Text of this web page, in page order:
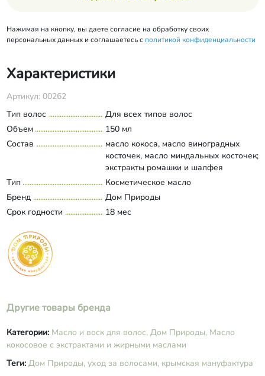
Нажимая на кнопку, вы даете согласие на обработку своих
персональных данных и соглашаетесь с политикой конфиденциальности
Характеристики
Артикул: 00262
Тип волос
Для всех типов волос
Объем
150 мл
Состав
масло кокоса, масло виноградных
косточек, масло миндальных косточек;
экстракты ромашки и шалфея
лекарственного; эфирное масло
шалфея, экстракт кокоса
Развернуть состав
Тип
Косметическое масло
Бренд
Дом Природы
Срок годности
18 мес
Другие товары бренда
Категории: Масло и воск для волос, Дом Природы, Масло
кокосовое с экстрактами и жирными маслами
Теги: Дом Природы, уход за волосами, крымская мануфактура